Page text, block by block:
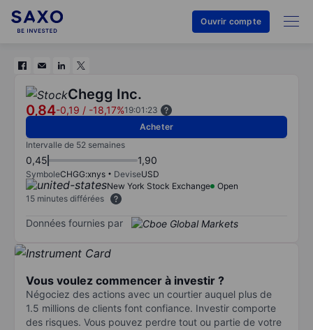
Ouvrir compte
Chegg Inc.
0,84-0,19 / -18,17%19:01:23
Acheter
Intervalle de 52 semaines
0,45 1,90
SymboleCHGG:xnys DeviseUSD
New York Stock Exchange
Open
15 minutes différées
Données fournies par
Vous voulez commencer à investir ?
Négociez des actions avec un courtier auquel plus de
1.5 millions de clients font confiance. Investir comporte
des risques. Vous pouvez perdre tout ou partie de votre